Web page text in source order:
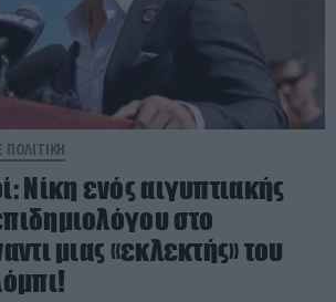
Νίκη ενός αιγυπτιακής
στο
μιας «εκλεκτής» του